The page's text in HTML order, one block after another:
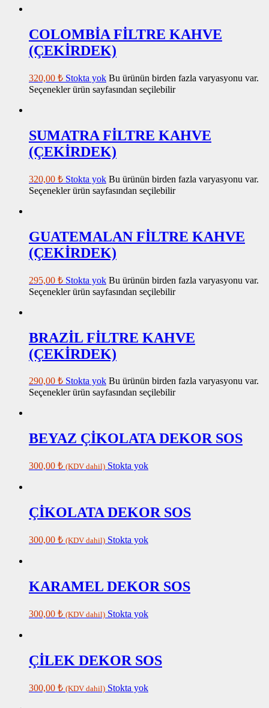
COLOMBİA FİLTRE KAHVE
(ÇEKİRDEK)
320,00 ₺ Stokta yok Bu ürünün birden fazla varyasyonu var.
Seçenekler ürün sayfasından seçilebilir
SUMATRA FİLTRE KAHVE
(ÇEKİRDEK)
320,00 ₺ Stokta yok Bu ürünün birden fazla varyasyonu var.
Seçenekler ürün sayfasından seçilebilir
GUATEMALAN FİLTRE KAHVE
(ÇEKİRDEK)
295,00 ₺ Stokta yok Bu ürünün birden fazla varyasyonu var.
Seçenekler ürün sayfasından seçilebilir
BRAZİL FİLTRE KAHVE
(ÇEKİRDEK)
290,00 ₺ Stokta yok Bu ürünün birden fazla varyasyonu var.
Seçenekler ürün sayfasından seçilebilir
BEYAZ ÇİKOLATA DEKOR SOS
300,00 ₺ (KDV dahil) Stokta yok
ÇİKOLATA DEKOR SOS
300,00 ₺ (KDV dahil) Stokta yok
KARAMEL DEKOR SOS
300,00 ₺ (KDV dahil) Stokta yok
ÇİLEK DEKOR SOS
300,00 ₺ (KDV dahil) Stokta yok